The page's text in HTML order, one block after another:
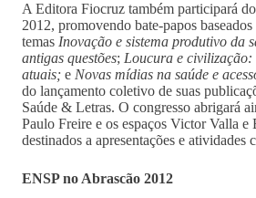
A Editora Fiocruz também participará
2012, promovendo bate-papos baseados
temas Inovação e sistema produtivo da
antigas questões; Loucura e civilização:
atuais; e Novas mídias na saúde e
do lançamento coletivo de suas
Saúde & Letras. O congresso abrigará
Paulo Freire e os espaços Victor Valla e
destinados a apresentações e atividades
ENSP no Abrascão 2012